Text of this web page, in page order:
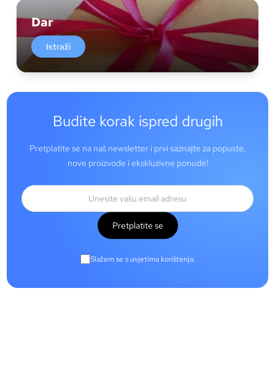
Dar
Istraži
Budite korak ispred drugih
Pretplatite se na naš newsletter i prvi saznajte za popuste,
nove proizvode i ekskluzivne ponude!
Pretplatite se
Slažem se s uvjetima korištenja.